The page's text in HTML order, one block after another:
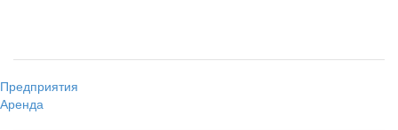
Предприятия
Аренда